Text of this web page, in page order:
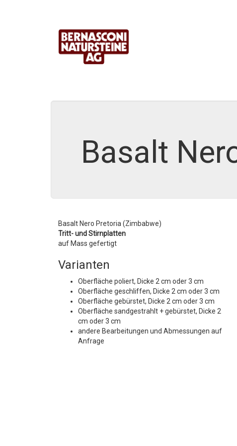
Basalt
Basalt Nero Pretoria (Zimbabwe)
Tritt- und Stirnplatten
auf Mass gefertigt
Varianten
Oberfläche poliert, Dicke 2 cm oder 3 cm
Oberfläche geschliffen, Dicke 2 cm oder 3 cm
Oberfläche gebürstet, Dicke 2 cm oder 3 cm
Oberfläche sandgestrahlt + gebürstet, Dicke 2
cm oder 3 cm
andere Bearbeitungen und Abmessungen auf
Anfrage